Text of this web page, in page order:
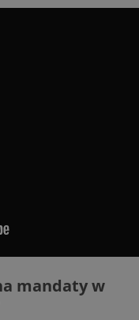
mandaty w